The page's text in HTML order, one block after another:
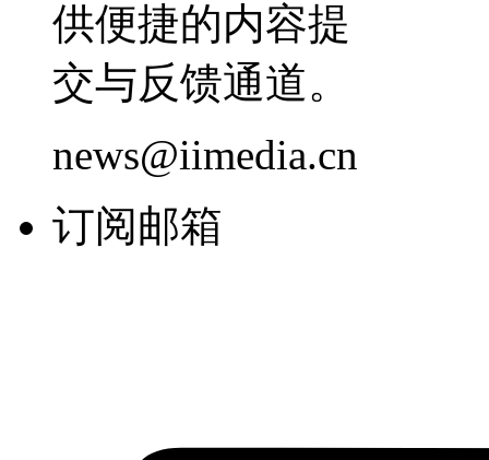
供便捷的内容提
交与反馈通道。
news@iimedia.cn
订阅邮箱